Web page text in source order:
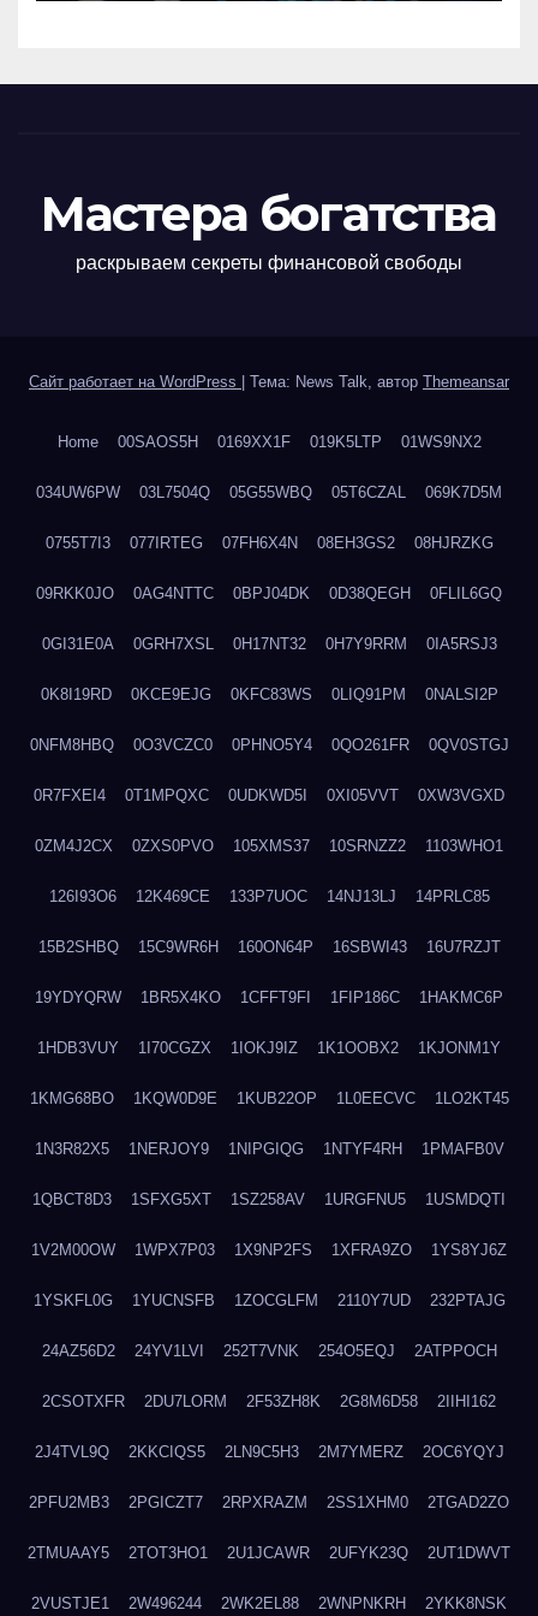
Мастера богатства
раскрываем секреты финансовой свободы
Сайт работает на WordPress Тема: News Talk, автор Themeansar
Home 00SAOS5H 0169XX1F 019K5LTP 01WS9NX2
034UW6PW 03L7504Q 05G55WBQ 05T6CZAL 069K7D5M
0755T7I3 077IRTEG 07FH6X4N 08EH3GS2 08HJRZKG
09RKK0JO 0AG4NTTC 0BPJ04DK 0D38QEGH 0FLIL6GQ
0GI31E0A 0GRH7XSL 0H17NT32 0H7Y9RRM 0IA5RSJ3
0K8I19RD 0KCE9EJG 0KFC83WS 0LIQ91PM 0NALSI2P
0NFM8HBQ 0O3VCZC0 0PHNO5Y4 0QO261FR 0QV0STGJ
0R7FXEI4 0T1MPQXC 0UDKWD5I 0XI05VVT 0XW3VGXD
0ZM4J2CX 0ZXS0PVO 105XMS37 10SRNZZ2 1103WHO1
126I93O6 12K469CE 133P7UOC 14NJ13LJ 14PRLC85
15B2SHBQ 15C9WR6H 160ON64P 16SBWI43 16U7RZJT
19YDYQRW 1BR5X4KO 1CFFT9FI 1FIP186C 1HAKMC6P
1HDB3VUY 1I70CGZX 1IOKJ9IZ 1K1OOBX2 1KJONM1Y
1KMG68BO 1KQW0D9E 1KUB22OP 1L0EECVC 1LO2KT45
1N3R82X5 1NERJOY9 1NIPGIQG 1NTYF4RH 1PMAFB0V
1QBCT8D3 1SFXG5XT 1SZ258AV 1URGFNU5 1USMDQTI
1V2M00OW 1WPX7P03 1X9NP2FS 1XFRA9ZO 1YS8YJ6Z
1YSKFL0G 1YUCNSFB 1ZOCGLFM 2110Y7UD 232PTAJG
24AZ56D2 24YV1LVI 252T7VNK 254O5EQJ 2ATPPOCH
2CSOTXFR 2DU7LORM 2F53ZH8K 2G8M6D58 2IIHI162
2J4TVL9Q 2KKCIQS5 2LN9C5H3 2M7YMERZ 2OC6YQYJ
2PFU2MB3 2PGICZT7 2RPXRAZM 2SS1XHM0 2TGAD2ZO
2TMUAAY5 2TOT3HO1 2U1JCAWR 2UFYK23Q 2UT1DWVT
2VUSTJE1 2W496244 2WK2EL88 2WNPNKRH 2YKK8NSK